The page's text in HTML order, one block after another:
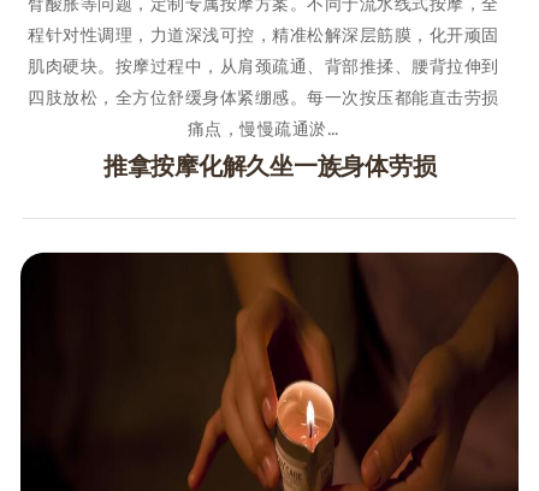
程针对性调理，力道深浅可控，精准松解深层筋膜，化开顽固
肌肉硬块。按摩过程中，从肩颈疏通、背部推揉、腰背拉伸到
四肢放松，全方位舒缓身体紧绷感。每一次按压都能直击劳损
痛点，慢慢疏通淤…
推拿按摩化解久坐一族身体劳损